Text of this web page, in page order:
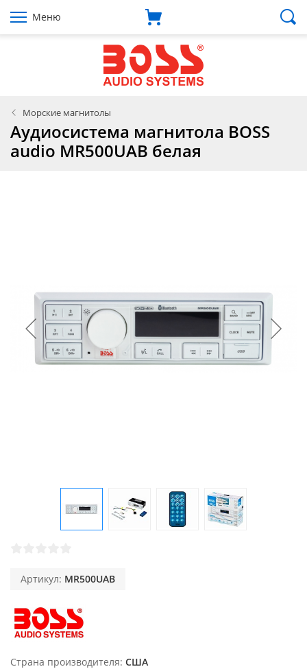
Меню
Морские магнитолы
Аудиосистема магнитола BOSS
audio MR500UAB белая
Артикул: MR500UAB
Страна производителя США